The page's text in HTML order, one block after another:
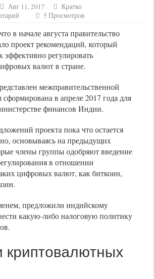
Авг 11, 2017
Кратко
5 Просмотров
в начале августа правительство
проект рекомендаций, который
эффективно регулировать
валют в стране.
межправительственной
сформирована в апреле 2017 года для
финансов Индии.
проекта пока что остается
основываясь на предыдущих
члены группы одобряют введение
в отношении
цифровых валют, как биткоин,
предложили индийскому
какую-либо налоговую политику
криптовалютных